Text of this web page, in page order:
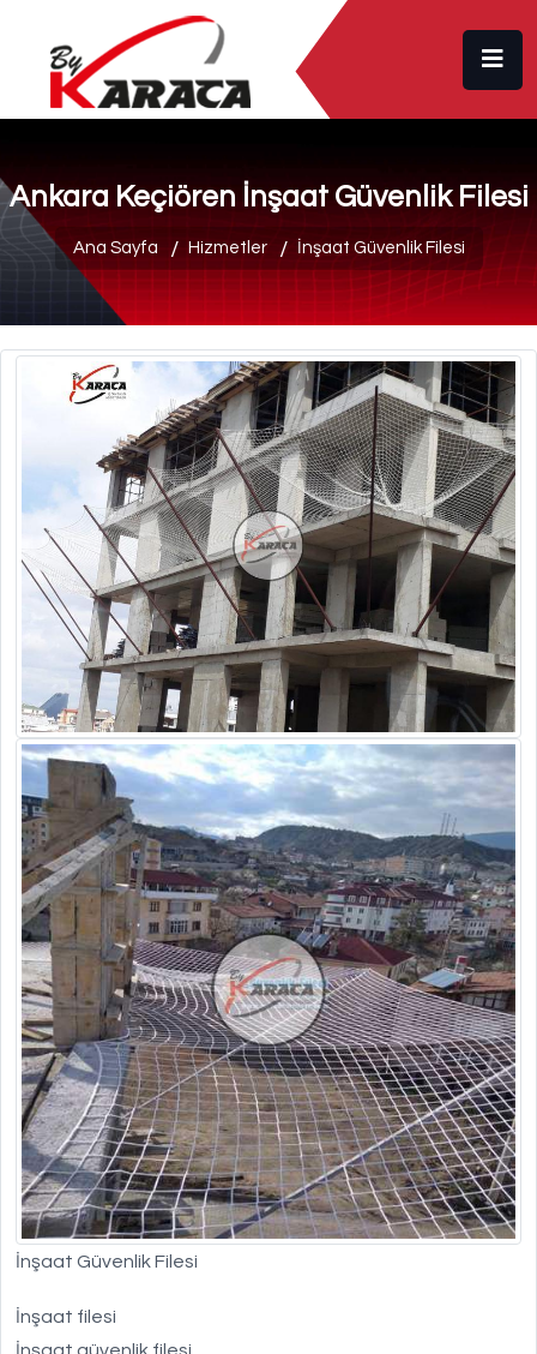
Ankara Keçiören İnşaat Güvenlik Filesi
Ana Sayfa Hizmetler İnşaat Güvenlik Filesi
İnşaat Güvenlik Filesi
İnşaat filesi